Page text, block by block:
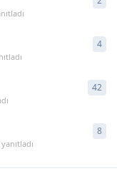
4
42
8